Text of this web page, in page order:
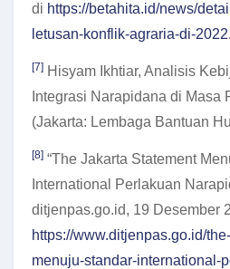
di https://betahita.id/news/
letusan-konflik-agraria-di-
[7] Hisyam Ikhtiar, Analisis
Integrasi Narapidana di Masa
(Jakarta: Lembaga Bantuan
[8] “The Jakarta Statement
International Perlakuan
ditjenpas.go.id, 19 Desember
https://www.ditjenpas.go.id/
menuju-standar-international-